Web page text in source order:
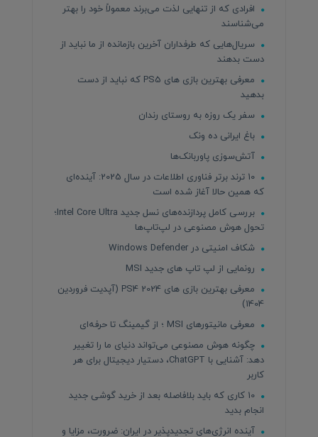
افرادی که از تنهایی لذت می‌برند معمولاً خود را بهتر
می‌شناسند
سریال‌هایی که طرفداران آخرین بازمانده از ما نباید از
دست بدهند
معرفی بهترین بازی های PS5 که نباید از دست
بدهید
سفر یک روزه به روستای رندان
باغ ایرانی ده ونک
آتش‌سوزی پاوربانک‌ها
10 ترند برتر فناوری اطلاعات در سال 2025: آینده‌ای
که همین حالا آغاز شده است
بررسی کامل پردازنده‌های نسل جدید Intel Core Ultra؛
تحول هوش مصنوعی در لپ‌تاپ‌ها
شکاف امنیتی در Windows Defender
رونمایی از لپ تاپ های جدید MSI
معرفی بهترین بازی های PS4 2024 (آپدیت فروردین
1404)
معرفی مانیتورهای MSI ؛ از گیمینگ تا حرفه‌ای
چگونه هوش مصنوعی می‌تواند دنیای ما را تغییر
دهد: آشنایی با ChatGPT، دستیار دیجیتال برای هر
کاربر
10 کاری که باید بلافاصله بعد از خرید گوشی جدید
انجام بدید
آینده انرژی‌های تجدیدپذیر در ایران: ضرورت، مزایا و